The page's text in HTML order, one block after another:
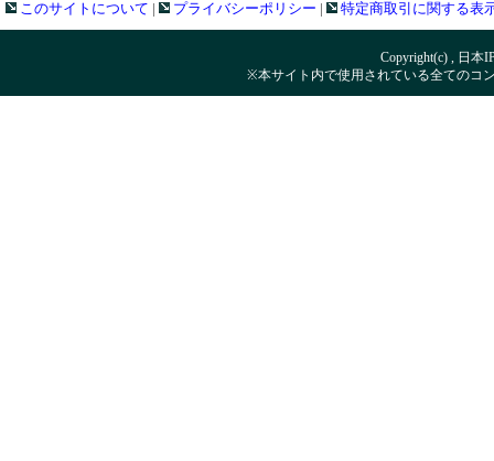
このサイトについて プライバシーポリシー 特定商取引に関する表
Copyright(c) , 日本
※本サイト内で使用されている全てのコ